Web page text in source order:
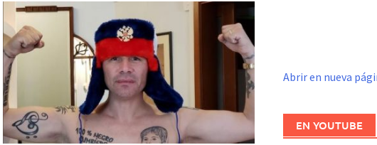
Abrir en nueva
EN YOUTUBE